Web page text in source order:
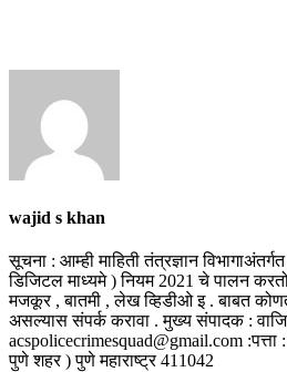
wajid s khan
सूचना : आम्ही माहिती तंत्रज्ञान
डिजिटल माध्यमे ) नियम 2021 चे पालन
मजकूर , बातमी , लेख व्हिडीओ इ . बाबत
असल्यास संपर्क करावा . मुख्य संपादक :
acspolicecrimesquad@gmail.com :पत्ता
पुणे शहर ) पुणे महाराष्ट्र 411042